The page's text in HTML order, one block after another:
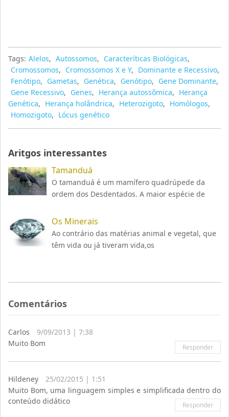
Tags: Alelos, Autossomos, Caracteríticas Biológicas,
Cromossomos, Cromossomos X e Y, Dominante e Recessivo,
Fenótipo, Gametas, Genética, Genótipo, Gene Dominante,
Gene Recessivo, Genes, Herança autossômica, Herança
Genética, Herança holândrica, Heterozigoto, Homólogos,
Homozigoto, Lócus genético
Aritgos interessantes
Tamanduá
O tamanduá é um mamífero quadrúpede da
ordem dos Desdentados. A maior espécie de
Os Minerais
Ao contrário das matérias animal e vegetal, que
têm vida ou já tiveram vida,os
Comentários
Carlos
9/09/2013 | 7:38
Muito Bom
Responder
Hildeney
25/02/2015 | 1:51
Muito Bom, uma linguagem simples e simplificada dentro do
conteúdo didático
Responder